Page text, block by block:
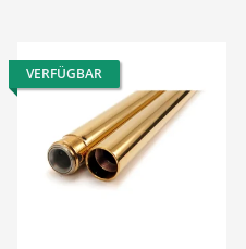
VERFÜGBAR